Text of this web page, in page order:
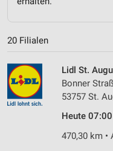
20 Filialen
Lidl St.
Bonner
53757 St.
Heute
470,30 km •